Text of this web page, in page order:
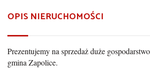
OPIS NIERUCHOMOŚCI
Prezentujemy na sprzedaż duże
gmina Zapolice.